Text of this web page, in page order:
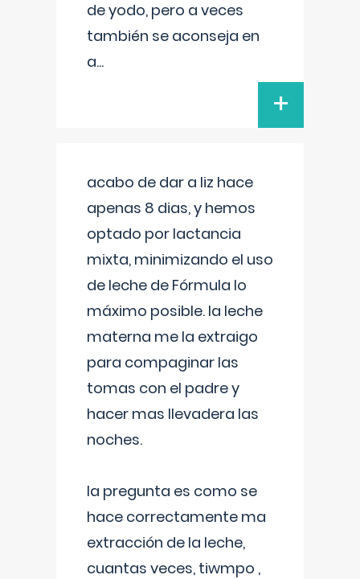
de yodo, pero a veces
también se aconseja en
a...
+
acabo de dar a liz hace
apenas 8 dias, y hemos
optado por lactancia
mixta, minimizando el uso
de leche de Fórmula lo
máximo posible. la leche
materna me la extraigo
para compaginar las
tomas con el padre y
hacer mas llevadera las
noches.
la pregunta es como se
hace correctamente ma
extracción de la leche,
cuantas veces, tiwmpo ,